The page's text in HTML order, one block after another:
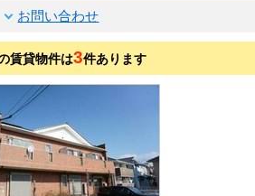
家賃相場から
通勤通学時間から
物件特集から
不動産会社から
TOP
お問い合わせ
賃貸物件は3件あります